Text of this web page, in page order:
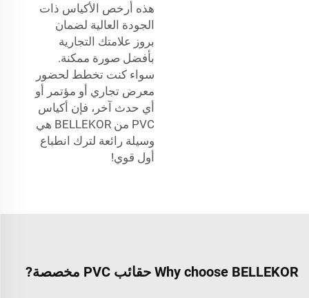
هذه أرخص الأكياس ذات
الجودة العالية لضمان
بروز علامتك التجارية
بأفضل صورة ممكنة.
سواء كنت تخطط لحضور
معرض تجاري أو مؤتمر أو
أي حدث آخر، فإن أكياس
PVC من BELLEKOR هي
وسيلة رائعة لترك انطباع
أول قوي!
Why choose BELLEKOR حقائب PVC مخصصة?